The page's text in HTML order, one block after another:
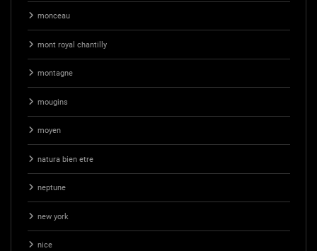
monceau
mont royal chantilly
montagne
mougins
moyen
natura bien etre
neptune
new york
nice